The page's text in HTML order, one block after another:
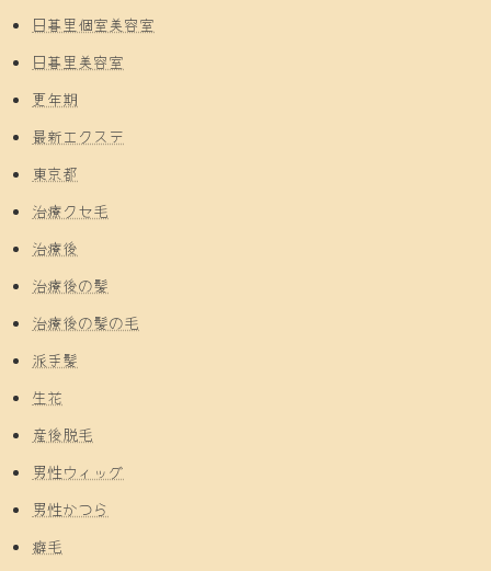
日暮里個室美容室
日暮里美容室
更年期
最新エクステ
東京都
治療クセ毛
治療後
治療後の髪
治療後の髪の毛
派手髪
生花
産後脱毛
男性ウィッグ
男性かつら
癖毛